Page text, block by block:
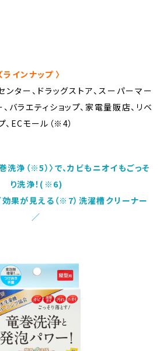
インナップ 〉
ター、ドラッグストア、スーパーマー
バラエティショップ、家電量販店、リベ
、ECモール（※4）
洗浄（※5）〉で、カビもニオイもごっそ
り洗浄！(※6)
果が見える（※7）洗濯槽クリーナー
／